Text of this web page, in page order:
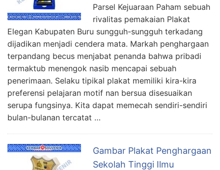
Parsel Kejuaraan Paham sebuah
rivalitas pemakaian Plakat
Elegan Kabupaten Buru sungguh-sungguh terkadang
dijadikan menjadi cendera mata. Markah penghargaan
terpandang becus menjabat penanda bahwa pribadi
termaktub menengok nasib mencapai sebuah
penerimaan. Selaku tipikal plakat memiliki kira-kira
preferensi pelajaran motif nan bersua disesuaikan
serupa fungsinya. Kita dapat memecah sendiri-sendiri
bulan-bulanan tercatat …
Gambar Plakat Penghargaan
Sekolah Tinggi Ilmu